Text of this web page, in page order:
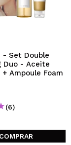
de tus
- Set Double
Duo - Aceite
Ampoule Foam
(6)
COMPRAR